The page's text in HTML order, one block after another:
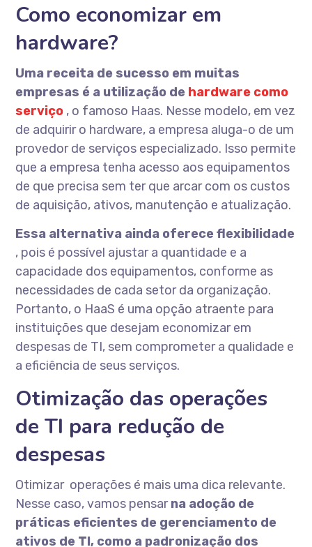
Como economizar em
hardware?
Uma receita de sucesso em muitas
empresas é a utilização de hardware como
serviço , o famoso Haas. Nesse modelo, em vez
de adquirir o hardware, a empresa aluga-o de um
provedor de serviços especializado. Isso permite
que a empresa tenha acesso aos equipamentos
de que precisa sem ter que arcar com os custos
de aquisição, ativos, manutenção e atualização.
Essa alternativa ainda oferece flexibilidade
, pois é possível ajustar a quantidade e a
capacidade dos equipamentos, conforme as
necessidades de cada setor da organização.
Portanto, o HaaS é uma opção atraente para
instituições que desejam economizar em
despesas de TI, sem comprometer a qualidade e
a eficiência de seus serviços.
Otimização das operações
de TI para redução de
despesas
Otimizar operações é mais uma dica relevante.
Nesse caso, vamos pensarna adoção de
práticas eficientes de gerenciamento de
ativos de TI, como a padronização dos